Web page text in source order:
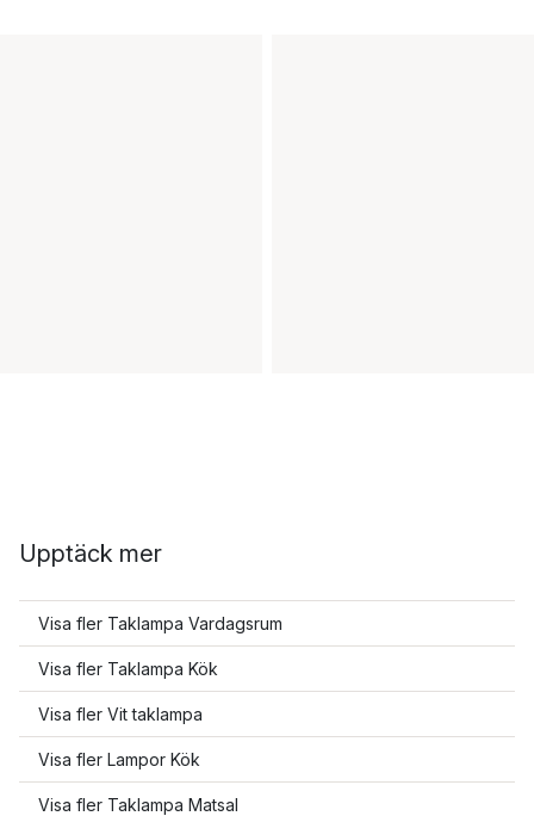
Upptäck mer
Visa fler Taklampa Vardagsrum
Visa fler Taklampa Kök
Visa fler Vit taklampa
Visa fler Lampor Kök
Visa fler Taklampa Matsal